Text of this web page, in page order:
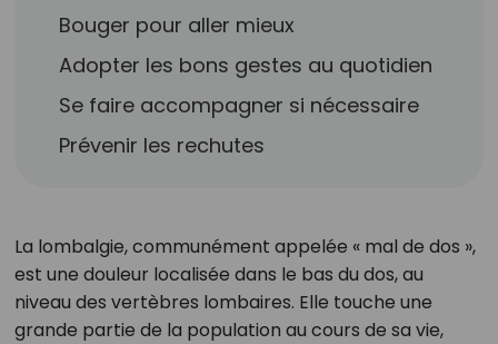
Bouger pour aller mieux
Adopter les bons gestes au quotidien
Se faire accompagner si nécessaire
Prévenir les rechutes
La lombalgie, communément appelée « mal de dos »,
est une douleur localisée dans le bas du dos, au
niveau des vertèbres lombaires. Elle touche une
grande partie de la population au cours de sa vie,